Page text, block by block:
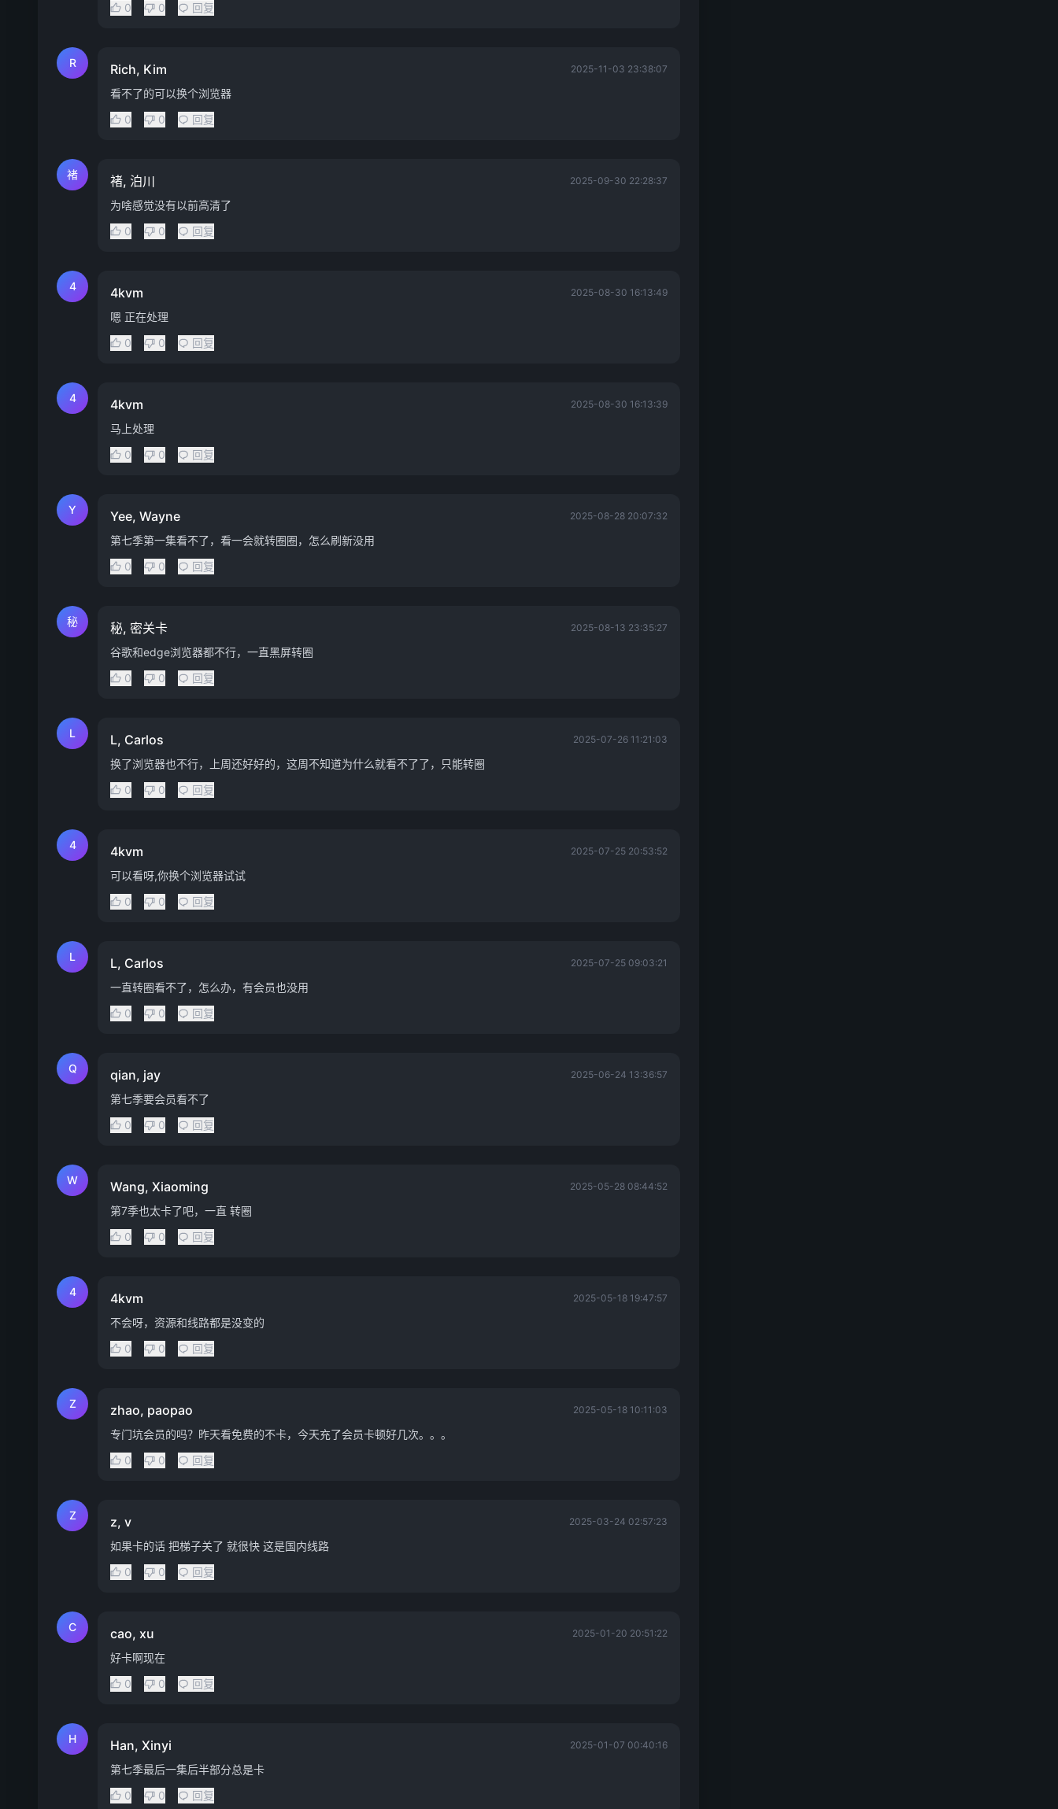
0
0 回复
R Rich, Kim 2025-11-03 23:38:07
看不了的可以换个浏览器
0
0 回复
褚 褚, 泊川 2025-09-30 22:28:37
为啥感觉没有以前高清了
0
0 回复
4 4kvm 2025-08-30 16:13:49
嗯 正在处理
0
0 回复
4 4kvm 2025-08-30 16:13:39
马上处理
0
0 回复
Y Yee, Wayne 2025-08-28 20:07:32
第七季第一集看不了，看一会就转圈圈，怎么刷新没用
0
0 回复
秘 秘, 密关卡 2025-08-13 23:35:27
谷歌和edge浏览器都不行，一直黑屏转圈
0
0 回复
L L, Carlos 2025-07-26 11:21:03
换了浏览器也不行，上周还好好的，这周不知道为什么就看不了了，只能转圈
0
0 回复
4 4kvm 2025-07-25 20:53:52
可以看呀,你换个浏览器试试
0
0 回复
L L, Carlos 2025-07-25 09:03:21
一直转圈看不了，怎么办，有会员也没用
0
0 回复
Q qian, jay 2025-06-24 13:36:57
第七季要会员看不了
0
0 回复
W Wang, Xiaoming 2025-05-28 08:44:52
第7季也太卡了吧，一直 转圈
0
0 回复
4 4kvm 2025-05-18 19:47:57
不会呀，资源和线路都是没变的
0
0 回复
Z zhao, paopao 2025-05-18 10:11:03
专门坑会员的吗？昨天看免费的不卡，今天充了会员卡顿好几次。。。
0
0 回复
Z z, v 2025-03-24 02:57:23
如果卡的话 把梯子关了 就很快 这是国内线路
0
0 回复
C cao, xu 2025-01-20 20:51:22
好卡啊现在
0
0 回复
H Han, Xinyi 2025-01-07 00:40:16
第七季最后一集后半部分总是卡
0
0 回复